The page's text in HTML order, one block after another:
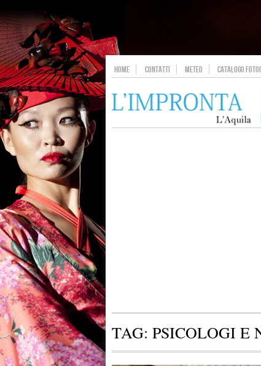
HOME CONTATTI METEO CATALOGO
TAG: PSICOLOGI E